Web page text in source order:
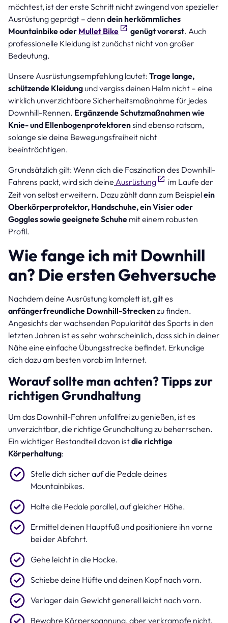
möchtest, ist der erste Schritt nicht zwingend von spezieller
Ausrüstung geprägt – denn dein herkömmliches
Mountainbike oder Mullet Bike genügt vorerst. Auch
professionelle Kleidung ist zunächst nicht von großer
Bedeutung.
Unsere Ausrüstungsempfehlung lautet: Trage lange,
schützende Kleidung und vergiss deinen Helm nicht – eine
wirklich unverzichtbare Sicherheitsmaßnahme für jedes
Downhill-Rennen. Ergänzende Schutzmaßnahmen wie
Knie- und Ellenbogenprotektorensind ebenso ratsam,
solange sie deine Bewegungsfreiheit nicht
beeinträchtigen.
Grundsätzlich gilt: Wenn dich die Faszination des Downhill-
Fahrens packt, wird sich deine Ausrüstung
im Laufe der
Zeit von selbst erweitern. Dazu zählt dann zum Beispielein
Oberkörperprotektor, Handschuhe, ein Visier oder
Goggles sowie geeignete Schuhe mit einem robusten
Profil.
Wie fange ich mit Downhill
an? Die ersten Gehversuche
Nachdem deine Ausrüstung komplett ist, gilt es
anfängerfreundliche Downhill-Streckenzu finden.
Angesichts der wachsenden Popularität des Sports in den
letzten Jahren ist es sehr wahrscheinlich, dass sich in deiner
Nähe eine einfache Übungsstrecke befindet. Erkundige
dich dazu am besten vorab im Internet.
Worauf sollte man achten? Tipps zur
richtigen Grundhaltung
Um das Downhill-Fahren unfallfrei zu genießen, ist es
unverzichtbar, die richtige Grundhaltung zu beherrschen.
Ein wichtiger Bestandteil davon istdie richtige
Körperhaltung:
Stelle dich sicher auf die Pedale deines
Mountainbikes.
Halte die Pedale parallel, auf gleicher Höhe.
Ermittel deinen Hauptfuß und positioniere ihn vorne
bei der Abfahrt.
Gehe leicht in die Hocke.
Schiebe deine Hüfte und deinen Kopf nach vorn.
Verlager dein Gewicht generell leicht nach vorn.
Bewahre Körperspannung, aber verkrampfe nicht.